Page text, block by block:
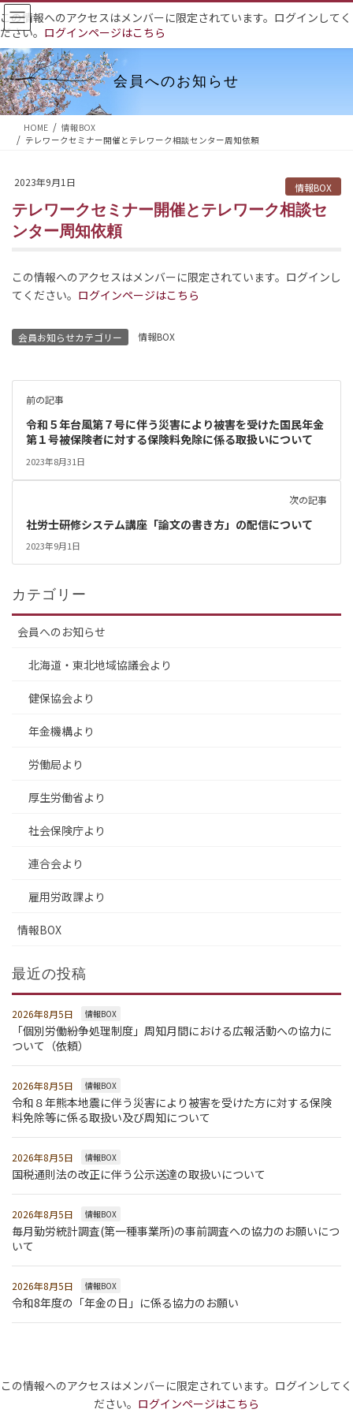
コ
ン
テ
ン
ツ
へ
ス
ナ
ビ
ゲ
ー
シ
ョ
ン
この情報へのアクセスはメンバーに限定されています。ログインしてく
ださい。 ログインページはこちら
会員へのお知らせ
HOME
情報BOX
テレワークセミナー開催とテレワーク相談センター周知依頼
2023年9月1日 情報BOX
テレワークセミナー開催とテレワーク相談セ
ンター周知依頼
この情報へのアクセスはメンバーに限定されています。ログインし
てください。 ログインページはこちら
会員お知らせカテゴリー 情報BOX
前の記事
令和５年台風第７号に伴う災害により被害を受けた国民年金
第１号被保険者に対する保険料免除に係る取扱いについて
2023年8月31日
次の記事
社労士研修システム講座「論文の書き方」の配信について
2023年9月1日
カテゴリー
会員へのお知らせ
北海道・東北地域協議会より
健保協会より
年金機構より
労働局より
厚生労働省より
社会保険庁より
連合会より
雇用労政課より
情報BOX
最近の投稿
2026年8月5日 情報BOX
「個別労働紛争処理制度」周知月間における広報活動への協力に
ついて（依頼）
2026年8月5日 情報BOX
令和８年熊本地震に伴う災害により被害を受けた方に対する保険
料免除等に係る取扱い及び周知について
2026年8月5日 情報BOX
国税通則法の改正に伴う公示送達の取扱いについて
2026年8月5日 情報BOX
毎月勤労統計調査(第一種事業所)の事前調査への協力のお願いにつ
いて
2026年8月5日 情報BOX
令和8年度の「年金の日」に係る協力のお願い
この情報へのアクセスはメンバーに限定されています。ログインしてく
ださい。 ログインページはこちら